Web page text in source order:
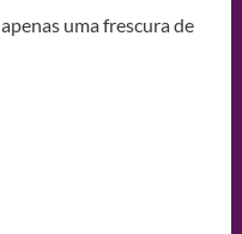
uma frescura de